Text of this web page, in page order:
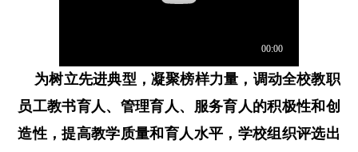
为树立先进典型，凝聚榜样力量，调动全校教职
员工教书育人、管理育人、服务育人的积极性和创
造性，提高教学质量和育人水平，学校组织评选出